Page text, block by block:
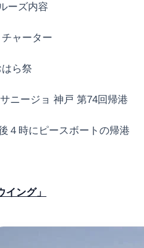
ーズ内容
ャーター
ら祭
ニージョ 神戸 第74回帰港
４時にピースボートの帰港
イング」